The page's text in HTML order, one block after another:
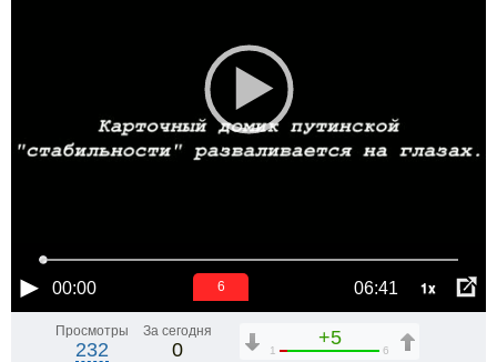
00:00 06:41 1x
6
Просмотры
232
За сегодня
0
+5
1 6